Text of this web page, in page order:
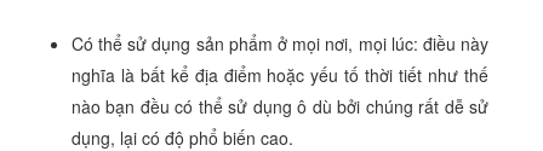
Có thể sử dụng sản phẩm ở mọi nơi, mọi lúc: điều này
nghĩa là bất kể địa điểm hoặc yếu tố thời tiết như thế
nào bạn đều có thể sử dụng ô dù bởi chúng rất dễ sử
dụng, lại có độ phổ biến cao.